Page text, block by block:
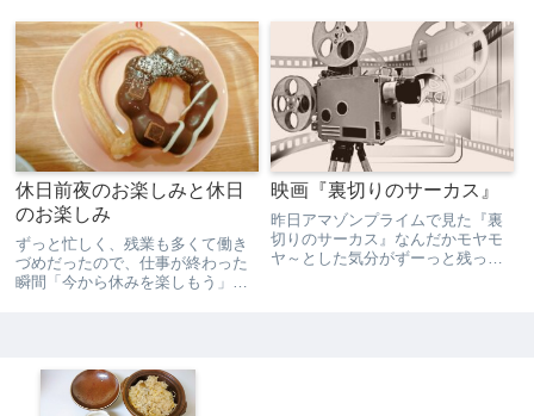
ルコールで簡単に掃除しました。
業務スーパーで買った大量のりん
ごもあとちょっと。買い物に行っ
たのが12月23日だったから、...
すなわち島流しの刑になると、高
瀬舟に載せられて大阪まで回され
ます。弟を殺して遠島になった喜
助の護送をした庄兵衛とのやり
取...
休日前夜のお楽しみと休日
のお楽しみ
ずっと忙しく、残業も多くて働き
づめだったので、仕事が終わった
瞬間「今から休みを楽しもう」
かたくて、残念なことに好みでは
なか...
映画『裏切りのサーカス』
昨日アマゾンプライムで見た『裏
切りのサーカス』なんだかモヤモ
ヤ～とした気分がずーっと残って